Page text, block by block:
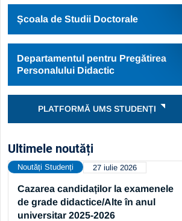
Școala de Studii Doctorale
Departamentul pentru Pregătirea
Personalului Didactic
PLATFORMĂ UMS STUDENȚI
Ultimele noutăți
Cazarea candidaților la examenele
de grade didactice/Alte în anul
universitar 2025-2026
Noutăți Studenți 27 iulie 2026